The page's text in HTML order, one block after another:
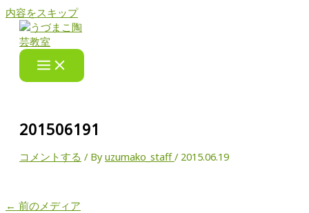
内容をスキップ
201506191
コメントする / Byuzumako_staff/ 2015.06.19
← 前のメディア